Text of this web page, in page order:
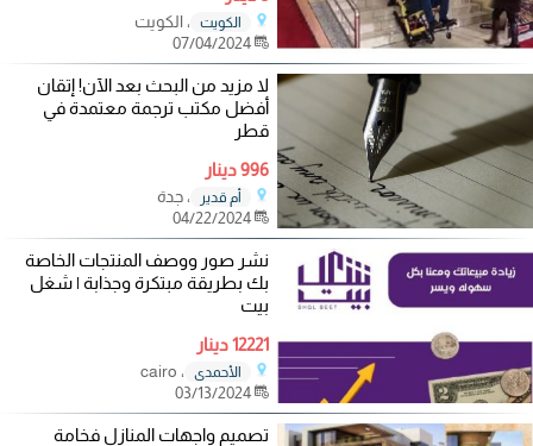
الكويت
، الكويت
07/04/2024
لا مزيد من البحث بعد الآن! إتقان
أفضل مكتب ترجمة معتمدة في
قطر
996 دينار
أم قدير
، جدة
04/22/2024
نشر صور ووصف المنتجات الخاصة
بك بطريقة مبتكرة وجذابة | شغل
بيت
12221 دينار
الأحمدي
، cairo
03/13/2024
تصميم واجهات المنازل فخامة